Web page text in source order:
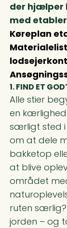
der hjælper
med
Køreplan
1. FIND ET
Alle stier
en kærlighed
særligt sted i
om at dele
bakketop
at blive
området
ruten
jorden – og